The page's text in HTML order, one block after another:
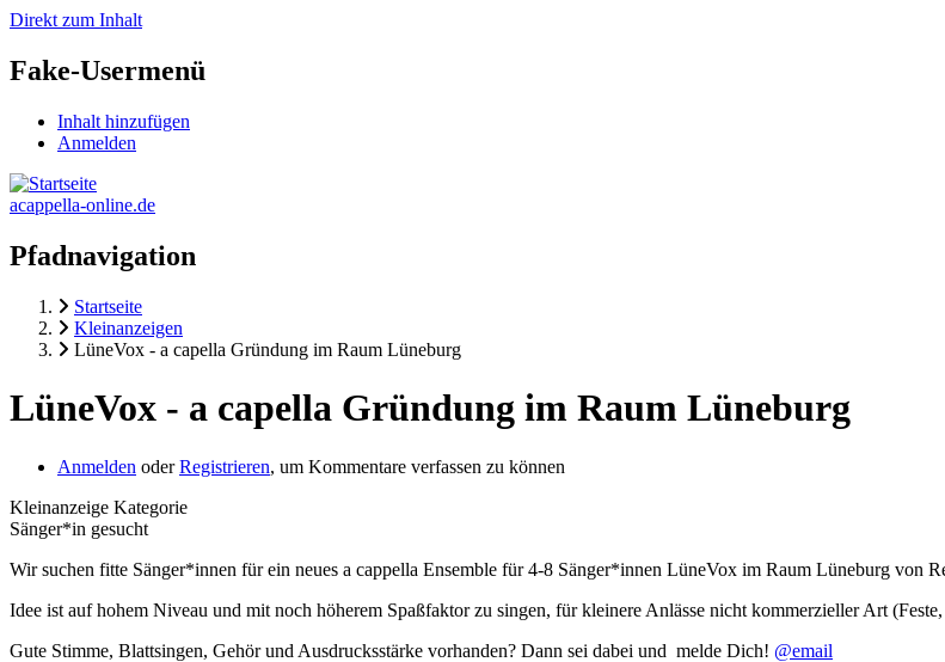
Direkt zum Inhalt
Fake-Usermenü
Inhalt hinzufügen
Anmelden
acappella-online.de
Pfadnavigation
Startseite
Kleinanzeigen
LüneVox - a capella Gründung im Raum Lüneburg
LüneVox - a capella Gründung im Raum Lüneburg
Anmelden oderRegistrieren, um Kommentare verfassen zu können
Kleinanzeige Kategorie
Sänger*in gesucht
Wir suchen fitte Sänger*innen für ein neues a cappella Ensemble für 4-8 Sänger*innen LüneVox im Raum Lüneburg von
Idee ist auf hohem Niveau und mit noch höherem Spaßfaktor zu singen, für kleinere Anlässe nicht kommerzieller Art
Gute Stimme, Blattsingen, Gehör und Ausdrucksstärke vorhanden? Dann sei dabei und melde Dich! @email